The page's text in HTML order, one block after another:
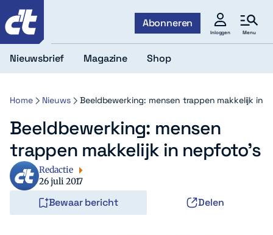
Abonneren
Inloggen Menu
Nieuwsbrief Magazine Shop
Home Nieuws Beeldbewerking: mensen trappen makkelijk in
Beeldbewerking: mensen
trappen makkelijk in nepfoto’s
Redactie
26 juli 2017
Bewaar bericht Delen